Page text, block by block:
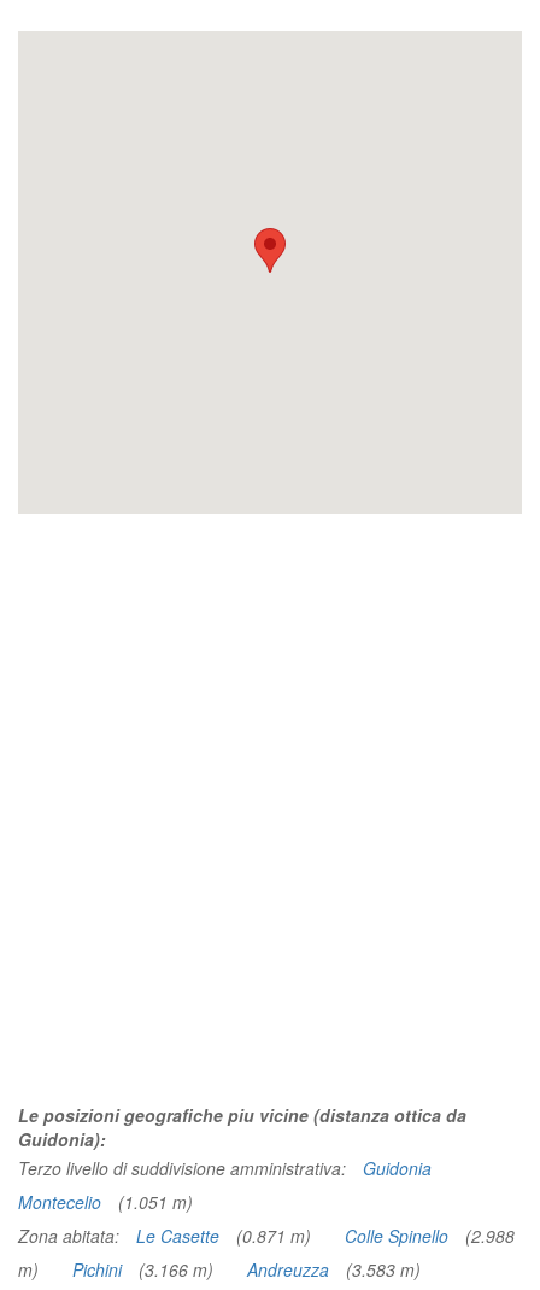
Le posizioni geografiche piu vicine (distanza ottica da
Guidonia):
Terzo livello di suddivisione amministrativa:
Guidonia
Montecelio
(1.051 m)
Zona abitata:
Le Casette (0.871 m) Colle Spinello
(2.988
m)
Pichini (3.166 m) Andreuzza
(3.583 m)